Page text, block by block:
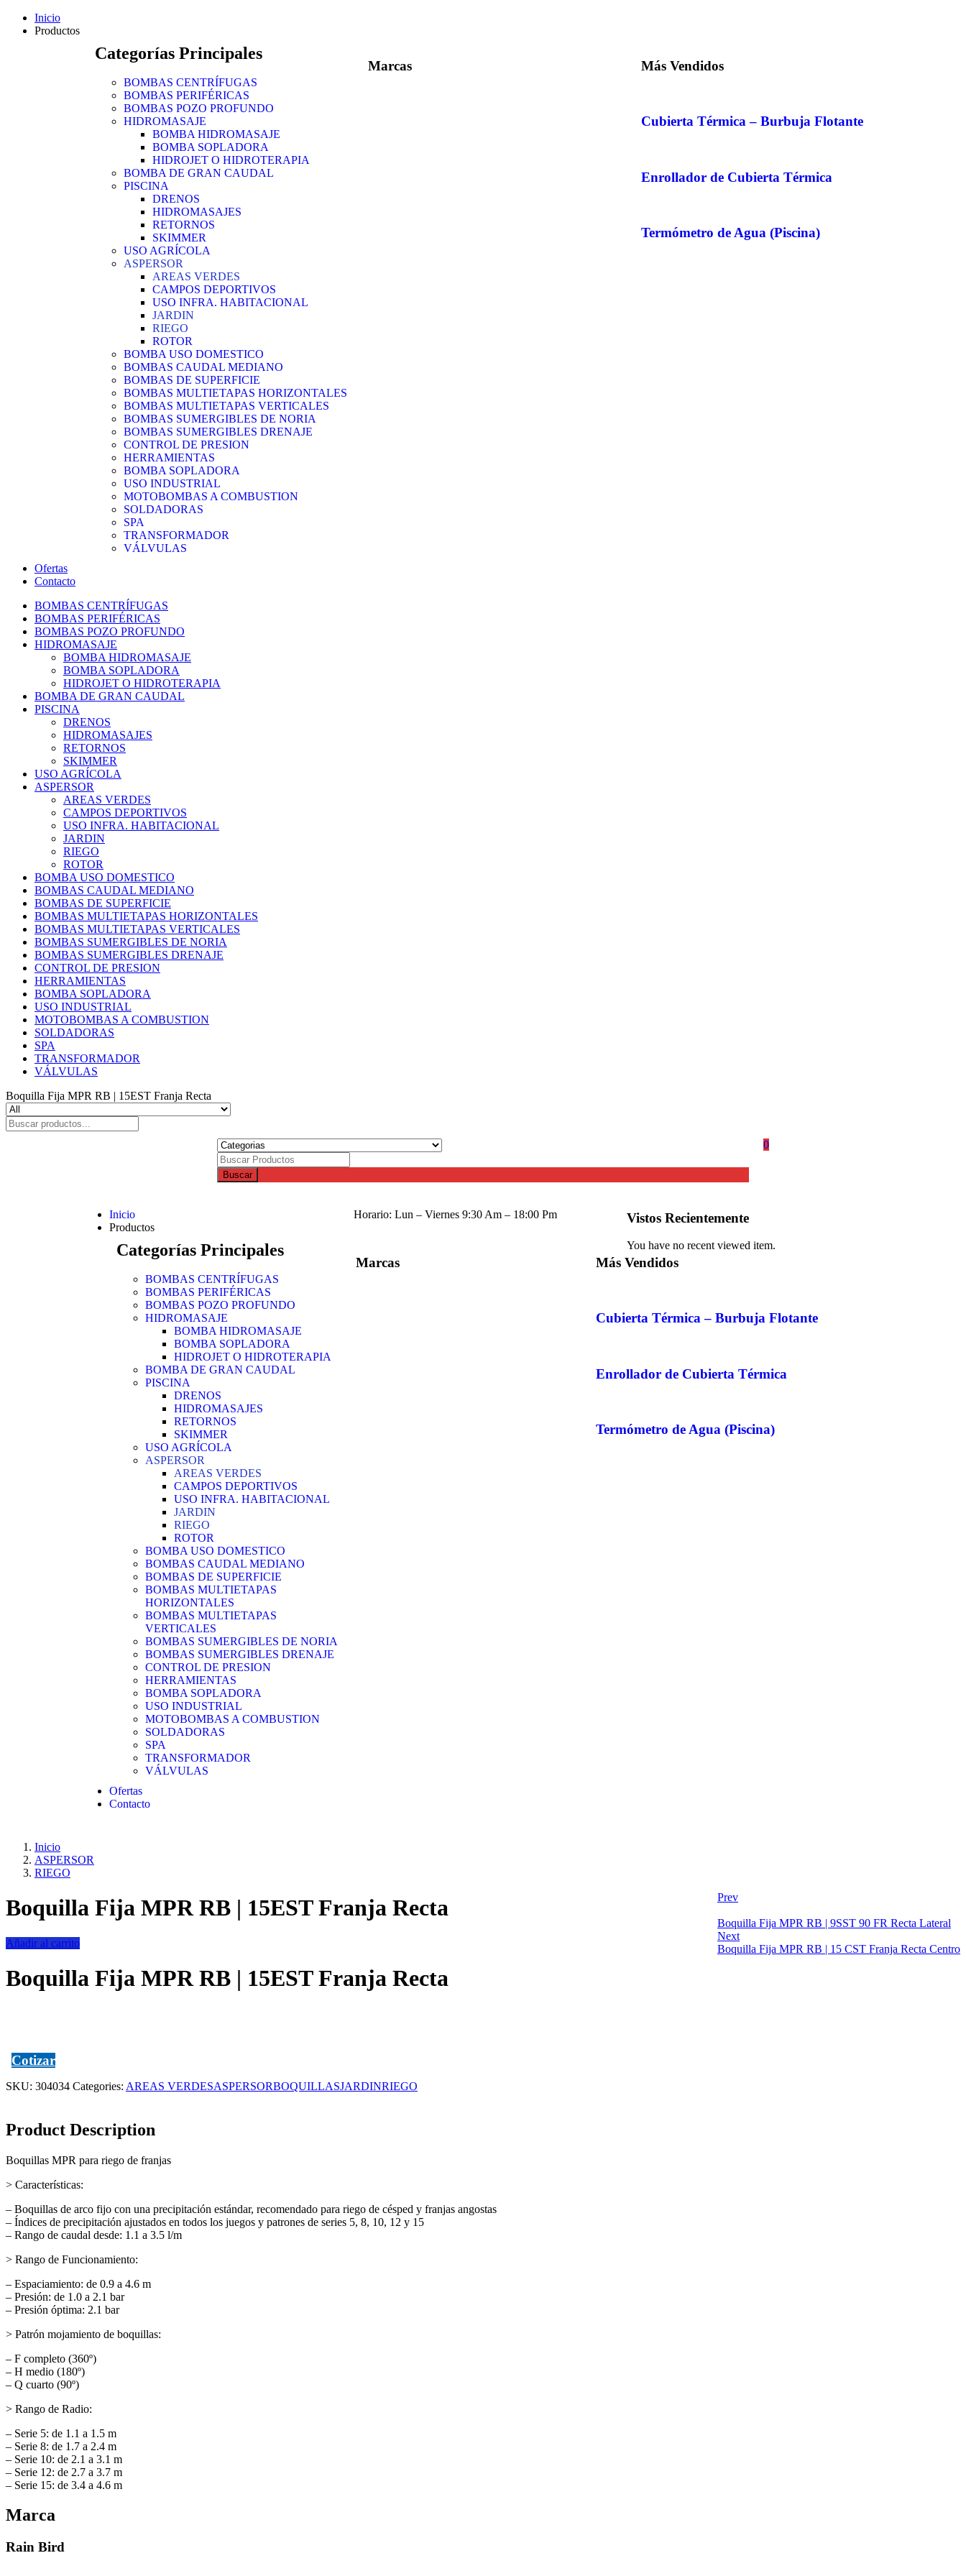
Inicio
Productos
Categorías Principales
BOMBAS CENTRÍFUGAS
BOMBAS PERIFÉRICAS
BOMBAS POZO PROFUNDO
HIDROMASAJE
BOMBA HIDROMASAJE
BOMBA SOPLADORA
HIDROJET O HIDROTERAPIA
BOMBA DE GRAN CAUDAL
PISCINA
DRENOS
HIDROMASAJES
RETORNOS
SKIMMER
USO AGRÍCOLA
ASPERSOR
AREAS VERDES
CAMPOS DEPORTIVOS
USO INFRA. HABITACIONAL
JARDIN
RIEGO
ROTOR
BOMBA USO DOMESTICO
BOMBAS CAUDAL MEDIANO
BOMBAS DE SUPERFICIE
BOMBAS MULTIETAPAS HORIZONTALES
BOMBAS MULTIETAPAS VERTICALES
BOMBAS SUMERGIBLES DE NORIA
BOMBAS SUMERGIBLES DRENAJE
CONTROL DE PRESION
HERRAMIENTAS
BOMBA SOPLADORA
USO INDUSTRIAL
MOTOBOMBAS A COMBUSTION
SOLDADORAS
SPA
TRANSFORMADOR
VÁLVULAS
Marcas Más Vendidos
Cubierta Térmica – Burbuja Flotante
Enrollador de Cubierta Térmica
Termómetro de Agua (Piscina)
Ofertas
Contacto
BOMBAS CENTRÍFUGAS
BOMBAS PERIFÉRICAS
BOMBAS POZO PROFUNDO
HIDROMASAJE
BOMBA HIDROMASAJE
BOMBA SOPLADORA
HIDROJET O HIDROTERAPIA
BOMBA DE GRAN CAUDAL
PISCINA
DRENOS
HIDROMASAJES
RETORNOS
SKIMMER
USO AGRÍCOLA
ASPERSOR
AREAS VERDES
CAMPOS DEPORTIVOS
USO INFRA. HABITACIONAL
JARDIN
RIEGO
ROTOR
BOMBA USO DOMESTICO
BOMBAS CAUDAL MEDIANO
BOMBAS DE SUPERFICIE
BOMBAS MULTIETAPAS HORIZONTALES
BOMBAS MULTIETAPAS VERTICALES
BOMBAS SUMERGIBLES DE NORIA
BOMBAS SUMERGIBLES DRENAJE
CONTROL DE PRESION
HERRAMIENTAS
BOMBA SOPLADORA
USO INDUSTRIAL
MOTOBOMBAS A COMBUSTION
SOLDADORAS
SPA
TRANSFORMADOR
VÁLVULAS
Boquilla Fija MPR RB | 15EST Franja Recta
Buscar
0
Inicio
Productos
Categorías Principales
BOMBAS CENTRÍFUGAS
BOMBAS PERIFÉRICAS
BOMBAS POZO PROFUNDO
HIDROMASAJE
BOMBA HIDROMASAJE
BOMBA SOPLADORA
HIDROJET O HIDROTERAPIA
BOMBA DE GRAN CAUDAL
PISCINA
DRENOS
HIDROMASAJES
RETORNOS
SKIMMER
USO AGRÍCOLA
ASPERSOR
AREAS VERDES
CAMPOS DEPORTIVOS
USO INFRA. HABITACIONAL
JARDIN
RIEGO
ROTOR
BOMBA USO DOMESTICO
BOMBAS CAUDAL MEDIANO
BOMBAS DE SUPERFICIE
BOMBAS MULTIETAPAS
HORIZONTALES
BOMBAS MULTIETAPAS
VERTICALES
BOMBAS SUMERGIBLES DE NORIA
BOMBAS SUMERGIBLES DRENAJE
CONTROL DE PRESION
HERRAMIENTAS
BOMBA SOPLADORA
USO INDUSTRIAL
MOTOBOMBAS A COMBUSTION
SOLDADORAS
SPA
TRANSFORMADOR
VÁLVULAS
Marcas Más Vendidos
Cubierta Térmica – Burbuja Flotante
Enrollador de Cubierta Térmica
Termómetro de Agua (Piscina)
Ofertas
Contacto
Horario: Lun – Viernes 9:30 Am – 18:00 Pm Vistos Recientemente
You have no recent viewed item.
Inicio
ASPERSOR
RIEGO
Prev
Boquilla Fija MPR RB | 9SST 90 FR Recta Lateral
Next
Boquilla Fija MPR RB | 15 CST Franja Recta Centro
Boquilla Fija MPR RB | 15EST Franja Recta
Añadir al carrito
Boquilla Fija MPR RB | 15EST Franja Recta
Cotizar
SKU: 304034 Categories: AREAS VERDESASPERSORBOQUILLASJARDINRIEGO
Product Description
Boquillas MPR para riego de franjas
> Características:
– Boquillas de arco fijo con una precipitación estándar, recomendado para riego de césped y franjas angostas
– Índices de precipitación ajustados en todos los juegos y patrones de series 5, 8, 10, 12 y 15
– Rango de caudal desde: 1.1 a 3.5 l/m
> Rango de Funcionamiento:
– Espaciamiento: de 0.9 a 4.6 m
– Presión: de 1.0 a 2.1 bar
– Presión óptima: 2.1 bar
> Patrón mojamiento de boquillas:
– F completo (360º)
– H medio (180º)
– Q cuarto (90º)
> Rango de Radio:
– Serie 5: de 1.1 a 1.5 m
– Serie 8: de 1.7 a 2.4 m
– Serie 10: de 2.1 a 3.1 m
– Serie 12: de 2.7 a 3.7 m
– Serie 15: de 3.4 a 4.6 m
Marca
Rain Bird